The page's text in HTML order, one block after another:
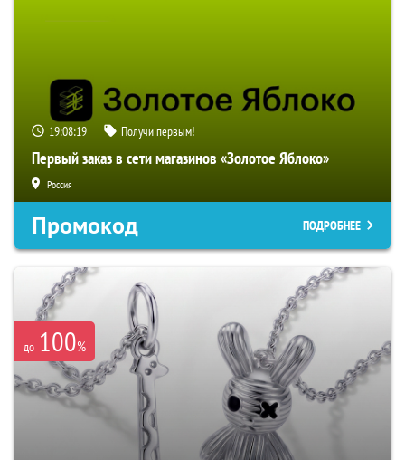
19:08:17 Получи первым!
Первый заказ в сети магазинов «Золотое Яблоко»
Россия
Промокод ПОДРОБНЕЕ
до 100%